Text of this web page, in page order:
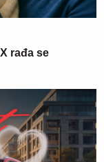
rađa se